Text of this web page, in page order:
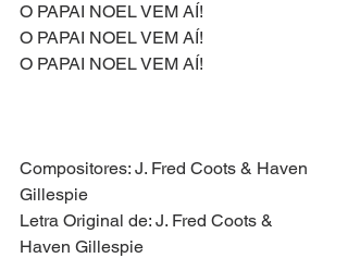
O PAPAI NOEL VEM AÍ!
O PAPAI NOEL VEM AÍ!
O PAPAI NOEL VEM AÍ!
Compositores: J. Fred Coots & Haven
Gillespie
Letra Original de: J. Fred Coots &
Haven Gillespie